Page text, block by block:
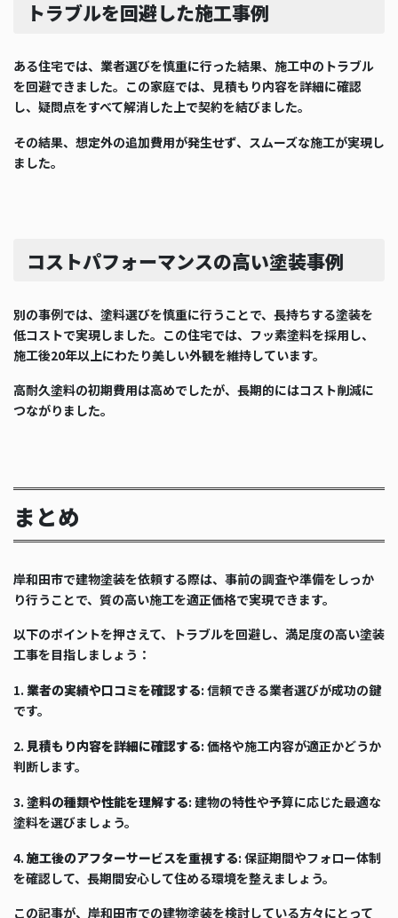
トラブルを回避した施工事例
ある住宅では、業者選びを慎重に行った結果、施工中のトラブル
を回避できました。この家庭では、見積もり内容を詳細に確認
し、疑問点をすべて解消した上で契約を結びました。
その結果、想定外の追加費用が発生せず、スムーズな施工が実現し
ました。
コストパフォーマンスの高い塗装事例
別の事例では、塗料選びを慎重に行うことで、長持ちする塗装を
低コストで実現しました。この住宅では、フッ素塗料を採用し、
施工後20年以上にわたり美しい外観を維持しています。
高耐久塗料の初期費用は高めでしたが、長期的にはコスト削減に
つながりました。
まとめ
岸和田市で建物塗装を依頼する際は、事前の調査や準備をしっか
り行うことで、質の高い施工を適正価格で実現できます。
以下のポイントを押さえて、トラブルを回避し、満足度の高い塗装
工事を目指しましょう：
1. 業者の実績や口コミを確認する: 信頼できる業者選びが成功の鍵
です。
2. 見積もり内容を詳細に確認する: 価格や施工内容が適正かどうか
判断します。
3. 塗料の種類や性能を理解する: 建物の特性や予算に応じた最適な
塗料を選びましょう。
4. 施工後のアフターサービスを重視する: 保証期間やフォロー体制
を確認して、長期間安心して住める環境を整えましょう。
この記事が、岸和田市での建物塗装を検討している方々にとって